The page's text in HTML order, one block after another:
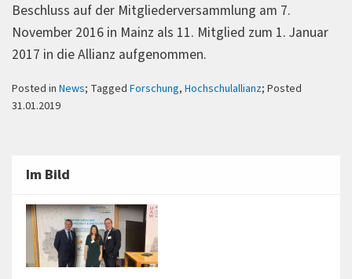
Beschluss auf der Mitgliederversammlung am 7.
November 2016 in Mainz als 11. Mitglied zum 1. Januar
2017 in die Allianz aufgenommen.
Posted in News; Tagged Forschung, Hochschulallianz; Posted
31.01.2019
Im Bild